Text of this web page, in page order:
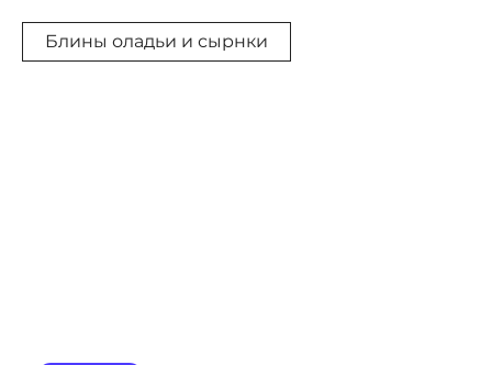
Блины оладьи и сырнки